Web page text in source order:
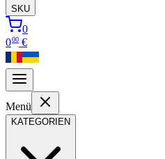
SKU
0
000 €
Menü
KATEGORIEN